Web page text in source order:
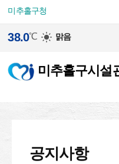
본문 바로가기
미추홀구시설
미추홀구청
38.0℃ 맑음
공지사항